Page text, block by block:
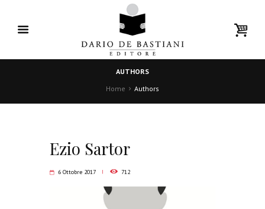
AUTHORS
Home
Authors
Ezio Sartor
6 Ottobre 2017 712